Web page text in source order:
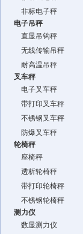
非标电子秤
电子吊秤
直显吊钩秤
无线传输吊秤
耐高温吊秤
叉车秤
电子叉车秤
带打印叉车秤
不锈钢叉车秤
防爆叉车秤
轮椅秤
座椅秤
透析轮椅秤
带打印轮椅秤
不锈钢轮椅秤
测力仪
数显测力仪